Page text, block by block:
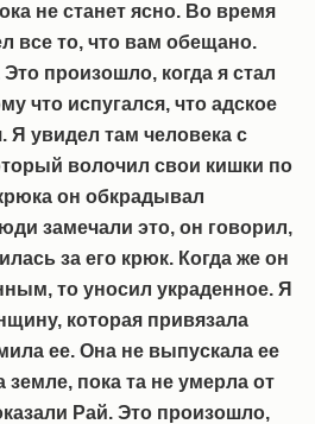
не станет ясно. Во время
все то, что вам обещано.
произошло, когда я стал
что испугался, что адское
Я увидел там человека с
волочил свои кишки по
он обкрадывал
замечали это, он говорил,
за его крюк. Когда же он
то уносил украденное. Я
которая привязала
ее. Она не выпускала ее
пока та не умерла от
Рай. Это произошло,